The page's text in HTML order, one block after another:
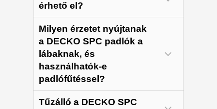
szabadalmaztatott
Rendeljen most mintát
érhető el?
Milyen érzetet nyújtanak
a DECKO SPC padlók a
lábaknak, és
használhatók-e
padlófűtéssel?
Tűzálló a DECKO SPC